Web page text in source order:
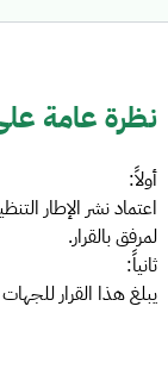
نظرة عامة
أولاً:
اعتماد نشر الإطار
لمرفق بالقرار.
ثانياً:
يبلغ هذا القرار